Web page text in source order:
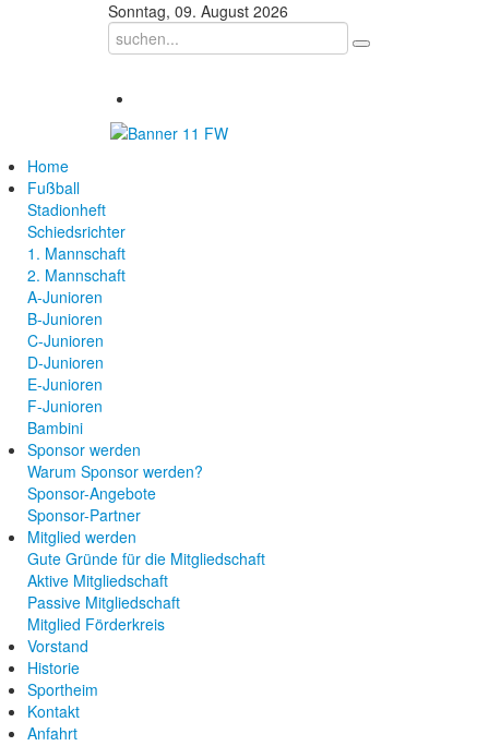
Sonntag, 09. August 2026
Home
Fußball
Stadionheft
Schiedsrichter
1. Mannschaft
2. Mannschaft
A-Junioren
B-Junioren
C-Junioren
D-Junioren
E-Junioren
F-Junioren
Bambini
Sponsor werden
Warum Sponsor werden?
Sponsor-Angebote
Sponsor-Partner
Mitglied werden
Gute Gründe für die Mitgliedschaft
Aktive Mitgliedschaft
Passive Mitgliedschaft
Mitglied Förderkreis
Vorstand
Historie
Sportheim
Kontakt
Anfahrt